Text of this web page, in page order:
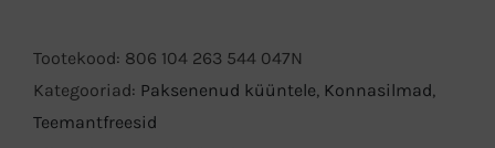
pung,
eriti
jäme
Tootekood: 806 104 263 544 047N
Kategooriad: Paksenenud küüntele, Konnasilmad,
Teemantfreesid